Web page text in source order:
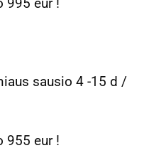
sausio 4 -15 d /
955 eur !